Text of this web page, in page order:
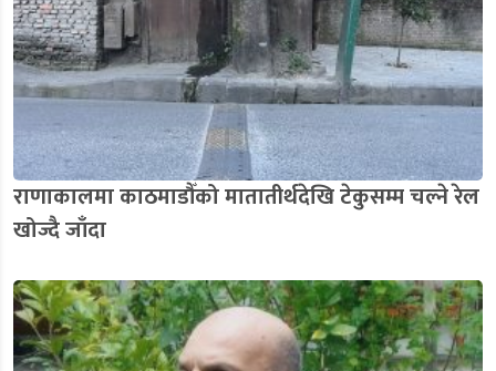
राणाकालमा काठमाडौँको मातातीर्थदेखि टेकुसम्म चल्ने रेल
खोज्दै जाँदा